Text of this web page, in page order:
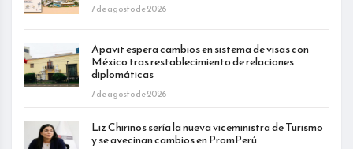
7 de agosto de 2026
Apavit espera cambios en sistema de visas con
México tras restablecimiento de relaciones
diplomáticas
7 de agosto de 2026
Liz Chirinos sería la nueva viceministra de Turismo
y se avecinan cambios en PromPerú